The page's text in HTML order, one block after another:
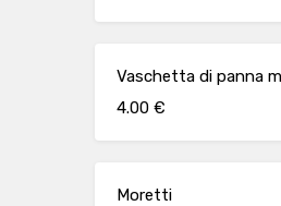
Vaschetta di panna
4.00 €
Moretti